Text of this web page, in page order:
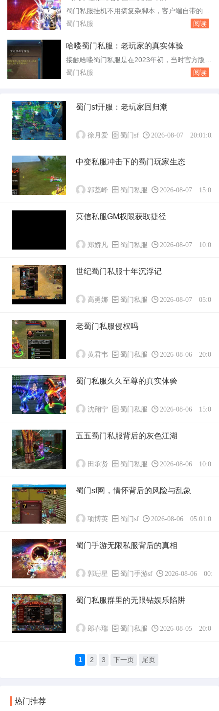
凸不平，但灯火始终亮着。吧里最常见的一种帖
子，是“新人求助”。发帖的人多半从官网...
蜀门私服挂机不用搞复杂脚本，客户端自带的自
动战斗系统已经能把日常刷怪覆盖到位。你只要
一整晚不翻车的概率能有八成以上。这里直接按
打开挂机设置面板。技能顺序決定清怪效率，别
把大招放在最前头，起手用短冷却的单体或者小
蜀门私服 阅读
哈喽蜀门私服：老玩家的真实体验
接触哈喽蜀门私服是在2023年初，当时官方版本
更新太快，老玩家跟不上节奏。这个私服主打经
海，用的是双线机房，南方玩家延迟在20毫秒左
蜀门私服 阅读
蜀门sf开服：老玩家回归潮
徐月爱 蜀门sf 2026-08-07 20:01:02
中变私服冲击下的蜀门玩家生态
郭荔峰 蜀门私服 2026-08-07
莫信私服GM权限获取捷径
郑娇凡 蜀门私服 2026-08-07
世纪蜀门私服十年沉浮记
高勇娜 蜀门私服 2026-08-07
老蜀门私服侵权吗
黄君韦 蜀门私服 2026-08-06
蜀门私服久久至尊的真实体验
沈翔宁 蜀门私服 2026-08-06
五五蜀门私服背后的灰色江湖
田承贤 蜀门私服 2026-08-06
蜀门sf网，情怀背后的风险与乱象
项博英 蜀门sf 2026-08-06 05:01:01
蜀门手游无限私服背后的真相
郭珊星 蜀门手游sf 2026-08-06
蜀门私服群里的无限钻娱乐陷阱
郎春瑞 蜀门私服 2026-08-05
1 2 3 下一页 尾页
热门推荐